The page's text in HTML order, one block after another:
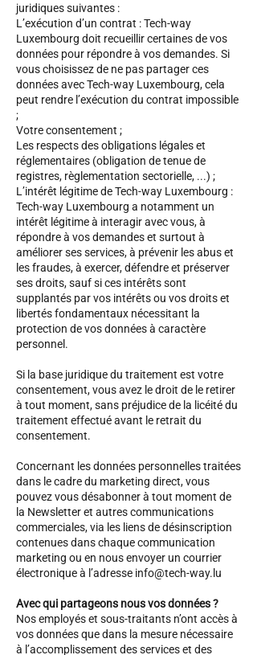
juridiques suivantes :
L’exécution d’un contrat : Tech-way
Luxembourg doit recueillir certaines de vos
données pour répondre à vos demandes. Si
vous choisissez de ne pas partager ces
données avec Tech-way Luxembourg, cela
peut rendre l’exécution du contrat impossible
;
Votre consentement ;
Les respects des obligations légales et
réglementaires (obligation de tenue de
registres, règlementation sectorielle, ...) ;
L’intérêt légitime de Tech-way Luxembourg :
Tech-way Luxembourg a notamment un
intérêt légitime à interagir avec vous, à
répondre à vos demandes et surtout à
améliorer ses services, à prévenir les abus et
les fraudes, à exercer, défendre et préserver
ses droits, sauf si ces intérêts sont
supplantés par vos intérêts ou vos droits et
libertés fondamentaux nécessitant la
protection de vos données à caractère
personnel.
Si la base juridique du traitement est votre
consentement, vous avez le droit de le retirer
à tout moment, sans préjudice de la licéité du
traitement effectué avant le retrait du
consentement.
Concernant les données personnelles traitées
dans le cadre du marketing direct, vous
pouvez vous désabonner à tout moment de
la Newsletter et autres communications
commerciales, via les liens de désinscription
contenues dans chaque communication
marketing ou en nous envoyer un courrier
électronique à l’adresse info@tech-way.lu
Avec qui partageons nous vos données ?
Nos employés et sous-traitants n’ont accès à
vos données que dans la mesure nécessaire
à l’accomplissement des services et des